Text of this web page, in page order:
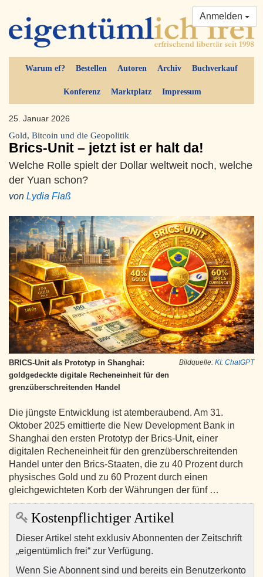
Warum ef? Bestellen Autoren Archiv Buchverkauf
Konferenz Marktplatz Impressum
Anmelden
25. Januar 2026
Gold, Bitcoin und die Geopolitik
Brics-Unit – jetzt ist er halt da!
Welche Rolle spielt der Dollar weltweit noch, welche
der Yuan schon?
von Lydia Flaß
Bildquelle: KI: ChatGPT
BRICS-Unit als Prototyp in Shanghai:
goldgedeckte digitale Recheneinheit für den
grenzüberschreitenden Handel
Die jüngste Entwicklung ist atemberaubend. Am 31.
Oktober 2025 emittierte die New Development Bank in
Shanghai den ersten Prototyp der Brics-Unit, einer
digitalen Recheneinheit für den grenzüberschreitenden
Handel unter den Brics-Staaten, die zu 40 Prozent durch
physisches Gold und zu 60 Prozent durch einen
gleichgewichteten Korb der Währungen der fünf …
Kostenpflichtiger Artikel
Dieser Artikel steht exklusiv Abonnenten der Zeitschrift
„eigentümlich frei“ zur Verfügung.
Wenn Sie Abonnent sind und bereits ein Benutzerkonto